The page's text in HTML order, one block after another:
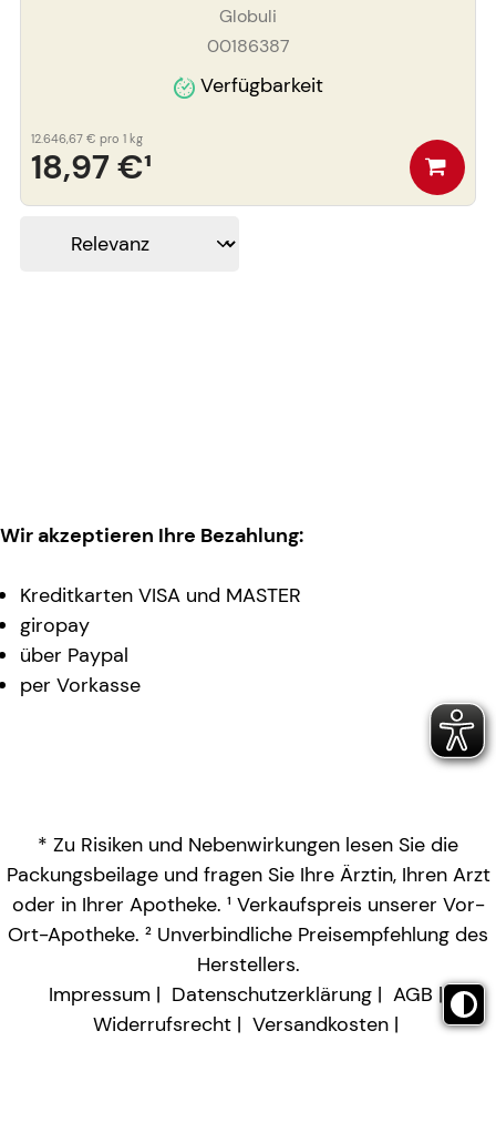
Globuli
00186387
Verfügbarkeit
18,97 €¹
12.646,67 € pro 1 kg
Wir akzeptieren Ihre Bezahlung:
Kreditkarten VISA und MASTER
giropay
über Paypal
per Vorkasse
* Zu Risiken und Nebenwirkungen lesen Sie die
Packungsbeilage und fragen Sie Ihre Ärztin, Ihren Arzt
oder in Ihrer Apotheke. ¹ Verkaufspreis unserer Vor-
Ort-Apotheke. ² Unverbindliche Preisempfehlung des
Herstellers.
Impressum
Datenschutzerklärung
AGB
Widerrufsrecht
Versandkosten